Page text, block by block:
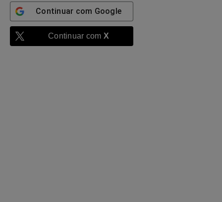
Continuar com Google
Continuar com X